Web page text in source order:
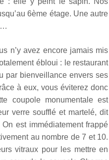
6ème étage. Une autre
…
n’y avez encore jamais mis
ébloui : le restaurant
par bienveillance envers ses
à eux, vous éviterez donc
coupole monumentale est
verre soufflé et martelé, dit
est immédiatement frappé
au nombre de 7 et 10.
vitraux pour les mettre en